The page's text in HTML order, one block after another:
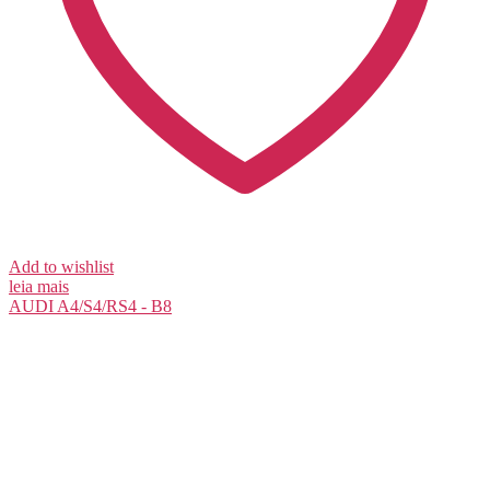
Add to wishlist
leia mais
AUDI A4/S4/RS4 - B8